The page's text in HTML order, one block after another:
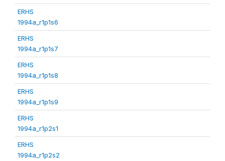
ERHS
1994a_r1p1s6
ERHS
1994a_r1p1s7
ERHS
1994a_r1p1s8
ERHS
1994a_r1p1s9
ERHS
1994a_r1p2s1
ERHS
1994a_r1p2s2